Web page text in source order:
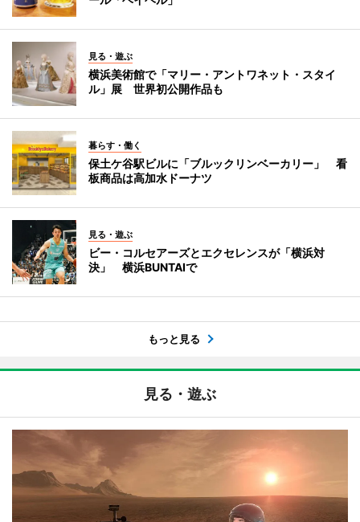
見る・遊ぶ
横浜美術館で「マリー・アントワネット・スタイ
ル」展 世界初公開作品も
暮らす・働く
保土ケ谷駅ビルに「ブルックリンベーカリー」 看
板商品は高加水ドーナツ
見る・遊ぶ
ビー・コルセアーズとエクセレンスが「横浜対
決」 横浜BUNTAIで
もっと見る
見る・遊ぶ